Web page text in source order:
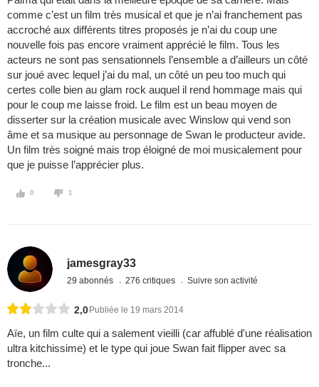
comme c’est un film très musical et que je n’ai franchement pas
accroché aux différents titres proposés je n’ai du coup une
nouvelle fois pas encore vraiment apprécié le film. Tous les
acteurs ne sont pas sensationnels l’ensemble a d’ailleurs un côté
sur joué avec lequel j’ai du mal, un côté un peu too much qui
certes colle bien au glam rock auquel il rend hommage mais qui
pour le coup me laisse froid. Le film est un beau moyen de
disserter sur la création musicale avec Winslow qui vend son
âme et sa musique au personnage de Swan le producteur avide.
Un film très soigné mais trop éloigné de moi musicalement pour
que je puisse l’apprécier plus.
0 1
jamesgray33
29 abonnés 276 critiques Suivre son activité
2,0 Publiée le 19 mars 2014
Aïe, un film culte qui a salement vieilli (car affublé d'une réalisation
ultra kitchissime) et le type qui joue Swan fait flipper avec sa
tronche...